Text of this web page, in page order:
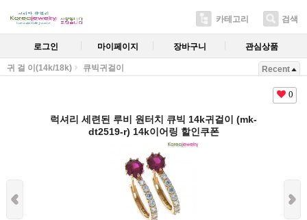
카테고리 검색
로그인 마이페이지 장바구니 관심상품
귀 걸 이(14k/18k) 큐빅귀걸이 Recent
0
럭셔리 세련된 루비 원터치 큐빅 14k귀걸이 (mk-
dt2519-r) 14k이어링 할인쿠폰